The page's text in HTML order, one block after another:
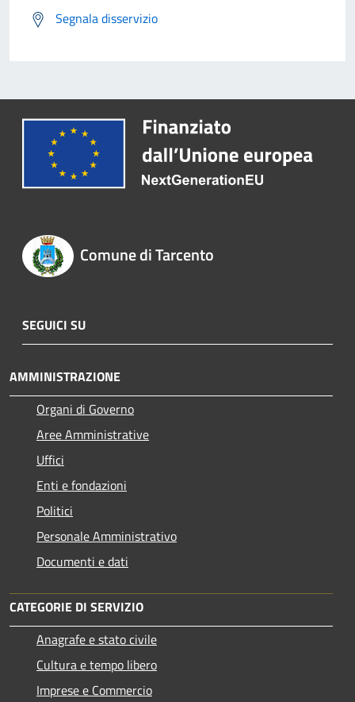
Segnala disservizio
Comune di Tarcento
SEGUICI SU
AMMINISTRAZIONE
Organi di Governo
Aree Amministrative
Uffici
Enti e fondazioni
Politici
Personale Amministrativo
Documenti e dati
CATEGORIE DI SERVIZIO
Anagrafe e stato civile
Cultura e tempo libero
Imprese e Commercio